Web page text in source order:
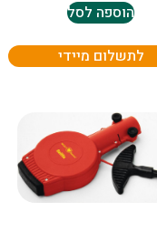
הוספה לסל
לתשלום מיידי